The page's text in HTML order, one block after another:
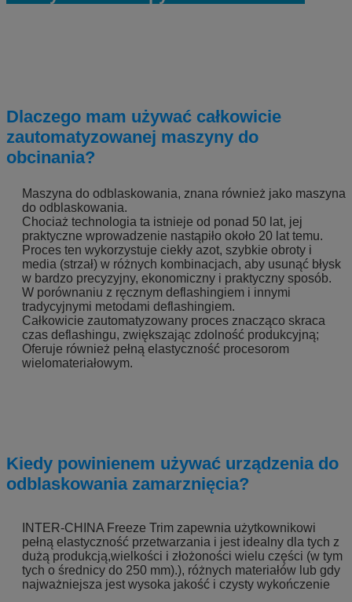
Dlaczego mam używać całkowicie
zautomatyzowanej maszyny do
obcinania?
Maszyna do odblaskowania, znana również jako maszyna
do odblaskowania.
Chociaż technologia ta istnieje od ponad 50 lat, jej
praktyczne wprowadzenie nastąpiło około 20 lat temu.
Proces ten wykorzystuje ciekły azot, szybkie obroty i
media (strzał) w różnych kombinacjach, aby usunąć błysk
w bardzo precyzyjny, ekonomiczny i praktyczny sposób.
W porównaniu z ręcznym deflashingiem i innymi
tradycyjnymi metodami deflashingiem.
Całkowicie zautomatyzowany proces znacząco skraca
czas deflashingu, zwiększając zdolność produkcyjną;
Oferuje również pełną elastyczność procesorom
wielomateriałowym.
Kiedy powinienem używać urządzenia do
odblaskowania zamarznięcia?
INTER-CHINA Freeze Trim zapewnia użytkownikowi
pełną elastyczność przetwarzania i jest idealny dla tych z
dużą produkcją,wielkości i złożoności wielu części (w tym
tych o średnicy do 250 mm).), różnych materiałów lub gdy
najważniejsza jest wysoka jakość i czysty wykończenie